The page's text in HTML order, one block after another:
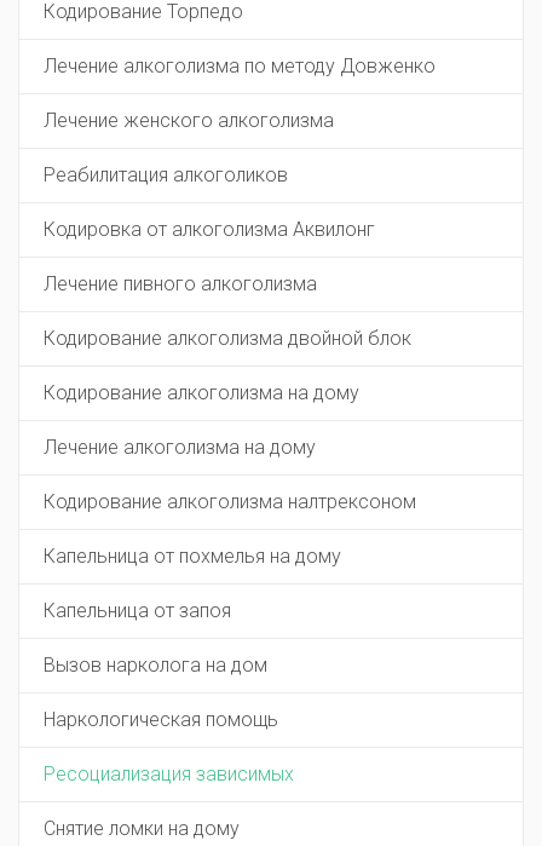
Кодирование Торпедо
Лечение алкоголизма по методу Довженко
Лечение женского алкоголизма
Реабилитация алкоголиков
Кодировка от алкоголизма Аквилонг
Лечение пивного алкоголизма
Кодирование алкоголизма двойной блок
Кодирование алкоголизма на дому
Лечение алкоголизма на дому
Кодирование алкоголизма налтрексоном
Капельница от похмелья на дому
Капельница от запоя
Вызов нарколога на дом
Наркологическая помощь
Ресоциализация зависимых
Снятие ломки на дому